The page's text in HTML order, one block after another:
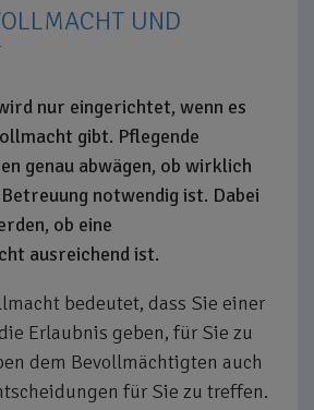
UND
nur eingerichtet, wenn es
gibt. Pflegende
genau abwägen, ob wirklich
notwendig ist. Dabei
ob eine
ausreichend ist.
bedeutet, dass Sie einer
Erlaubnis geben, für Sie zu
dem Bevollmächtigten auch
für Sie zu treffen.